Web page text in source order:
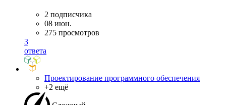
2 подписчика
08 июн.
275 просмотров
3
ответа
Проектирование программного обеспечения
+2 ещё